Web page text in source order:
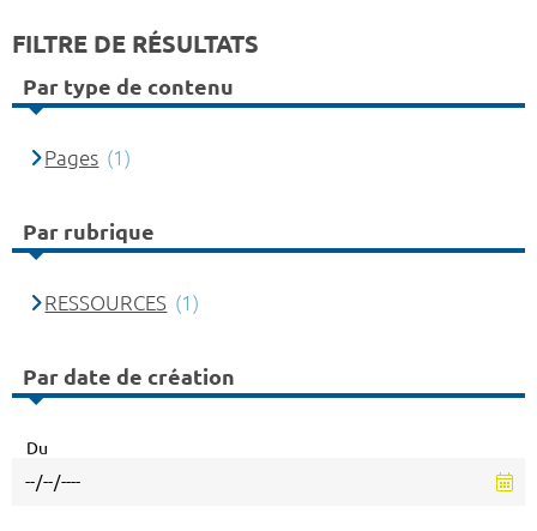
FILTRE DE RÉSULTATS
Par type de contenu
Pages (1)
Par rubrique
RESSOURCES (1)
Par date de création
Du